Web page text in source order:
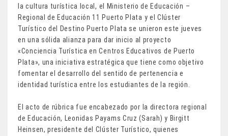
la cultura turística local, el Ministerio de Educación –
Regional de Educación 11 Puerto Plata y el Clúster
Turístico del Destino Puerto Plata se unieron este jueves
en una sólida alianza para dar inicio al proyecto
«Conciencia Turística en Centros Educativos de Puerto
Plata», una iniciativa estratégica que tiene como objetivo
fomentar el desarrollo del sentido de pertenencia e
identidad turística entre los estudiantes de la región.
El acto de rúbrica fue encabezado por la directora regional
de Educación, Leonidas Payams Cruz (Sarah) y Birgitt
Heinsen, presidente del Clúster Turístico, quienes